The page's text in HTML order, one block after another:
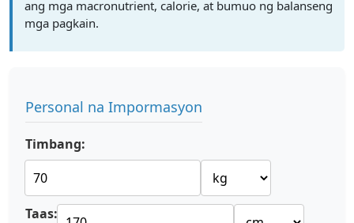
ang mga macronutrient, calorie, at bumuo ng balanseng
mga pagkain.
Personal na Impormasyon
Timbang:
Taas: